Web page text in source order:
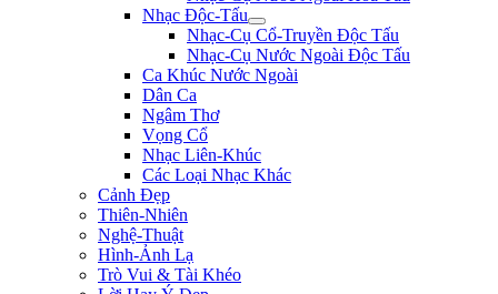
Nhạc Độc-Tấu
Nhạc-Cụ Cổ-Truyền Độc Tấu
Nhạc-Cụ Nước Ngoài Độc Tấu
Ca Khúc Nước Ngoài
Dân Ca
Ngâm Thơ
Vọng Cổ
Nhạc Liên-Khúc
Các Loại Nhạc Khác
Cảnh Đẹp
Thiên-Nhiên
Nghệ-Thuật
Hình-Ảnh Lạ
Trò Vui & Tài Khéo